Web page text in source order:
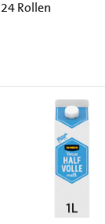
Rollen